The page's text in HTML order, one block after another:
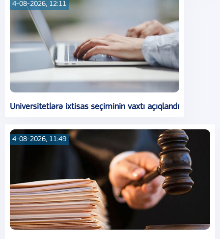
4-08-2026, 12:11
Universitetlərə ixtisas seçiminin vaxtı açıqlandı
4-08-2026, 11:49